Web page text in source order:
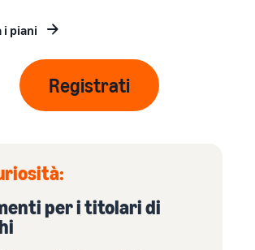
piani
Registrati
per i titolari di